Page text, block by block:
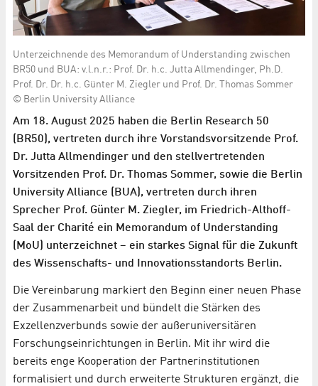
Unterzeichnende des Memorandum of Understanding zwischen
BR50 und BUA: v.l.n.r.: Prof. Dr. h.c. Jutta Allmendinger, Ph.D.
Prof. Dr. Dr. h.c. Günter M. Ziegler und Prof. Dr. Thomas Sommer
© Berlin University Alliance
Am 18. August 2025 haben die Berlin Research 50
(BR50), vertreten durch ihre Vorstandsvorsitzende Prof.
Dr. Jutta Allmendinger und den stellvertretenden
Vorsitzenden Prof. Dr. Thomas Sommer, sowie die Berlin
University Alliance (BUA), vertreten durch ihren
Sprecher Prof. Günter M. Ziegler, im Friedrich-Althoff-
Saal der Charité ein Memorandum of Understanding
(MoU) unterzeichnet – ein starkes Signal für die Zukunft
des Wissenschafts- und Innovationsstandorts Berlin.
Die Vereinbarung markiert den Beginn einer neuen Phase
der Zusammenarbeit und bündelt die Stärken des
Exzellenzverbunds sowie der außeruniversitären
Forschungseinrichtungen in Berlin. Mit ihr wird die
bereits enge Kooperation der Partnerinstitutionen
formalisiert und durch erweiterte Strukturen ergänzt, die